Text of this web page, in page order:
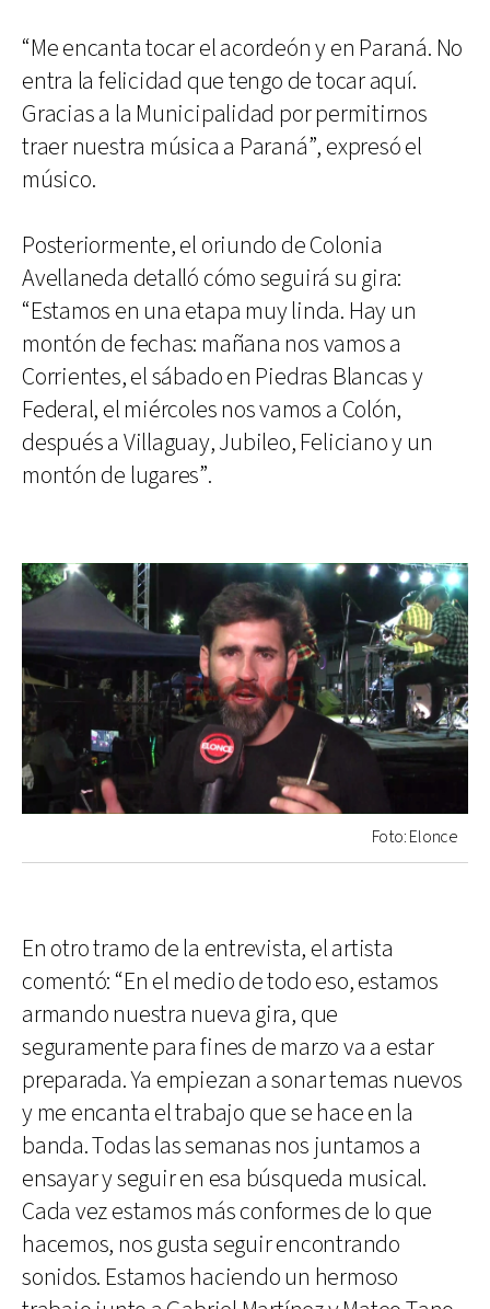
“Me encanta tocar el acordeón y en Paraná. No
entra la felicidad que tengo de tocar aquí.
Gracias a la Municipalidad por permitirnos
traer nuestra música a Paraná”, expresó el
músico.
Posteriormente, el oriundo de Colonia
Avellaneda detalló cómo seguirá su gira:
“Estamos en una etapa muy linda. Hay un
montón de fechas: mañana nos vamos a
Corrientes, el sábado en Piedras Blancas y
Federal, el miércoles nos vamos a Colón,
después a Villaguay, Jubileo, Feliciano y un
montón de lugares”.
Foto: Elonce
En otro tramo de la entrevista, el artista
comentó: “En el medio de todo eso, estamos
armando nuestra nueva gira, que
seguramente para fines de marzo va a estar
preparada. Ya empiezan a sonar temas nuevos
y me encanta el trabajo que se hace en la
banda. Todas las semanas nos juntamos a
ensayar y seguir en esa búsqueda musical.
Cada vez estamos más conformes de lo que
hacemos, nos gusta seguir encontrando
sonidos. Estamos haciendo un hermoso